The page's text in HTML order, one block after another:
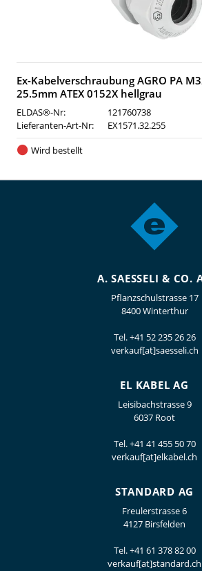
Ex-Kabelverschraubung AGRO PA
25.5mm ATEX 0152X hellgrau
ELDAS®-Nr:
121760738
Lieferanten-Art-Nr:
EX1571.32.255
Wird bestellt
A. SAESSELI & CO.
Pflanzschulstrasse 17
8400 Winterthur
Tel.+41 52 235 26 26
verkauf[at]saesseli.ch
EL KABEL AG
Leisibachstrasse 9
6037 Root
Tel.+41 41 455 50 70
verkauf[at]elkabel.ch
STANDARD AG
Freulerstrasse 6
4127 Birsfelden
Tel.+41 61 378 82 00
verkauf[at]standard.ch